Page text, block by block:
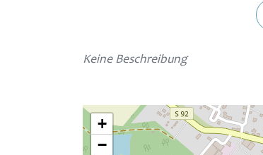
Keine Beschreibung
+
−